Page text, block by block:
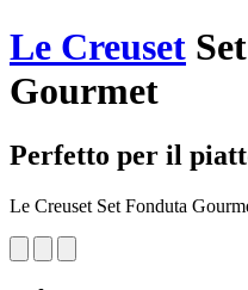
Le Creuset
Gourmet
Perfetto per il
Le Creuset Set Fonduta